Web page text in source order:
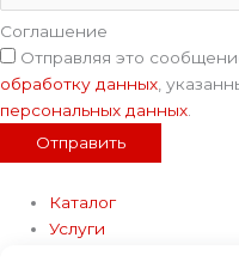
Соглашение
Отправляя это
обработку данных ,
персональных данных
Отправить
Каталог
Услуги